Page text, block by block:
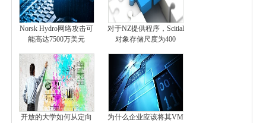
Norsk Hydro网络攻击可
能高达7500万美元
对于NZ提供程序，Scitial
对象存储尺度为400
开放的大学如何从定向
为什么企业应该将其VM